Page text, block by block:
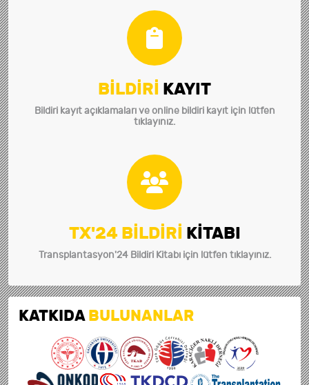
BİLDİRİ KAYIT
Bildiri kayıt açıklamaları ve online bildiri kayıt için lütfen
tıklayınız.
TX'24 BİLDİRİ KİTABI
Transplantasyon'24 Bildiri Kitabı için lütfen tıklayınız.
KATKIDABULUNANLAR